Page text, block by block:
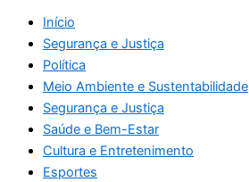
Início
Segurança e Justiça
Política
Meio Ambiente e Sustentabilidade
Segurança e Justiça
Saúde e Bem-Estar
Cultura e Entretenimento
Esportes